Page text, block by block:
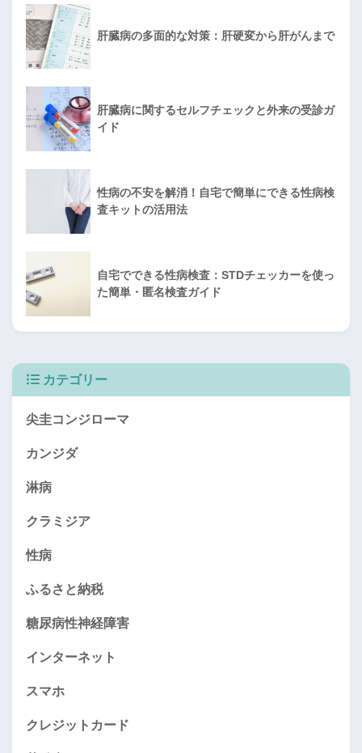
肝臓病の多面的な対策：肝硬変から肝がんまで
肝臓病に関するセルフチェックと外来の受診ガ
イド
性病の不安を解消！自宅で簡単にできる性病検
査キットの活用法
自宅でできる性病検査：STDチェッカーを使っ
た簡単・匿名検査ガイド
カテゴリー
尖圭コンジローマ
カンジダ
淋病
クラミジア
性病
ふるさと納税
糖尿病性神経障害
インターネット
スマホ
クレジットカード